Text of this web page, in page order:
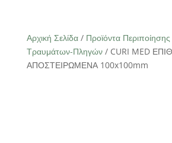
Αρχική Σελίδα/ Προϊόντα Περιποίησης
Τραυμάτων-Πληγών/ CURI MED
ΑΠΟΣΤΕΙΡΩΜΕΝΑ 100x100mm